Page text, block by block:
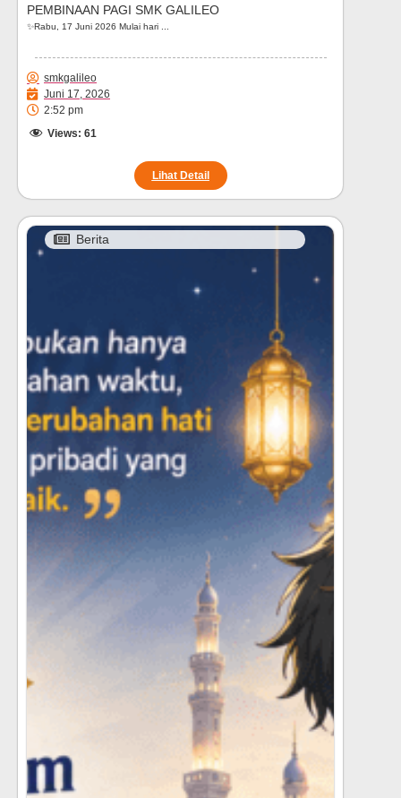
PEMBINAAN PAGI SMK GALILEO
✨Rabu, 17 Juni 2026 Mulai hari ...
smkgalileo
Juni 17, 2026
2:52 pm
Views: 61
Lihat Detail
Berita